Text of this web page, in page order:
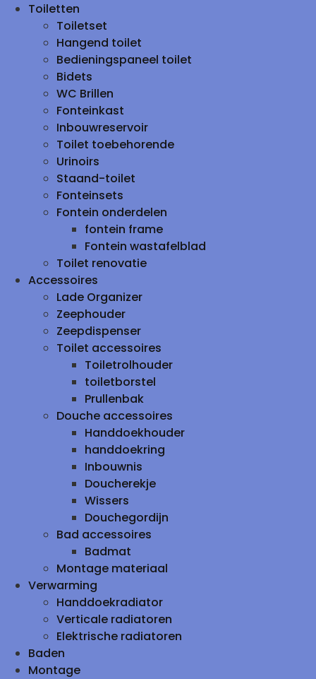
Toiletten
Toiletset
Hangend toilet
Bedieningspaneel toilet
Bidets
WC Brillen
Fonteinkast
Inbouwreservoir
Toilet toebehorende
Urinoirs
Staand-toilet
Fonteinsets
Fontein onderdelen
fontein frame
Fontein wastafelblad
Toilet renovatie
Accessoires
Lade Organizer
Zeephouder
Zeepdispenser
Toilet accessoires
Toiletrolhouder
toiletborstel
Prullenbak
Douche accessoires
Handdoekhouder
handdoekring
Inbouwnis
Doucherekje
Wissers
Douchegordijn
Bad accessoires
Badmat
Montage materiaal
Verwarming
Handdoekradiator
Verticale radiatoren
Elektrische radiatoren
Baden
Montage